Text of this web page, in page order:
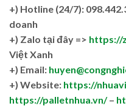
+) Hotline (24/7):
doanh
+) Zalo tại đây => https://
Việt Xanh
+) Email:
+) Website: https://
https://palletnhua.vn/–